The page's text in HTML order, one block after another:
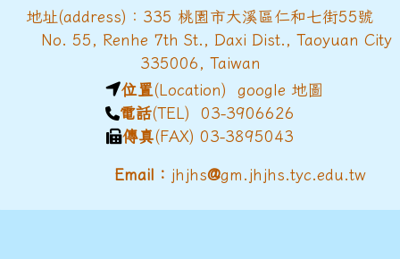
地址(address)：335 桃園市大溪區仁和七街55號
No. 55, Renhe 7th St., Daxi Dist., Taoyuan City
335006, Taiwan
位置(Location) google 地圖
電話(TEL) 03-3906626
傳真(FAX) 03-3895043
Email： jhjhs@gm.jhjhs.tyc.edu.tw